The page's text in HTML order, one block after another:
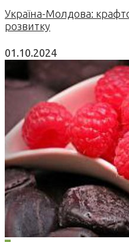
Україна-Молдова:
розвитку
01.10.2024